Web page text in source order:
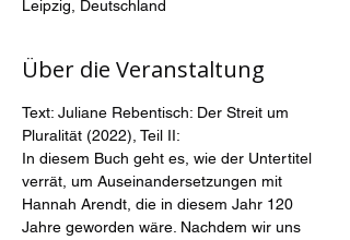
Leipzig, Deutschland
Über die Veranstaltung
Text: Juliane Rebentisch: Der Streit um
Pluralität (2022), Teil II:
In diesem Buch geht es, wie der Untertitel
verrät, um Auseinandersetzungen mit
Hannah Arendt, die in diesem Jahr 120
Jahre geworden wäre. Nachdem wir uns